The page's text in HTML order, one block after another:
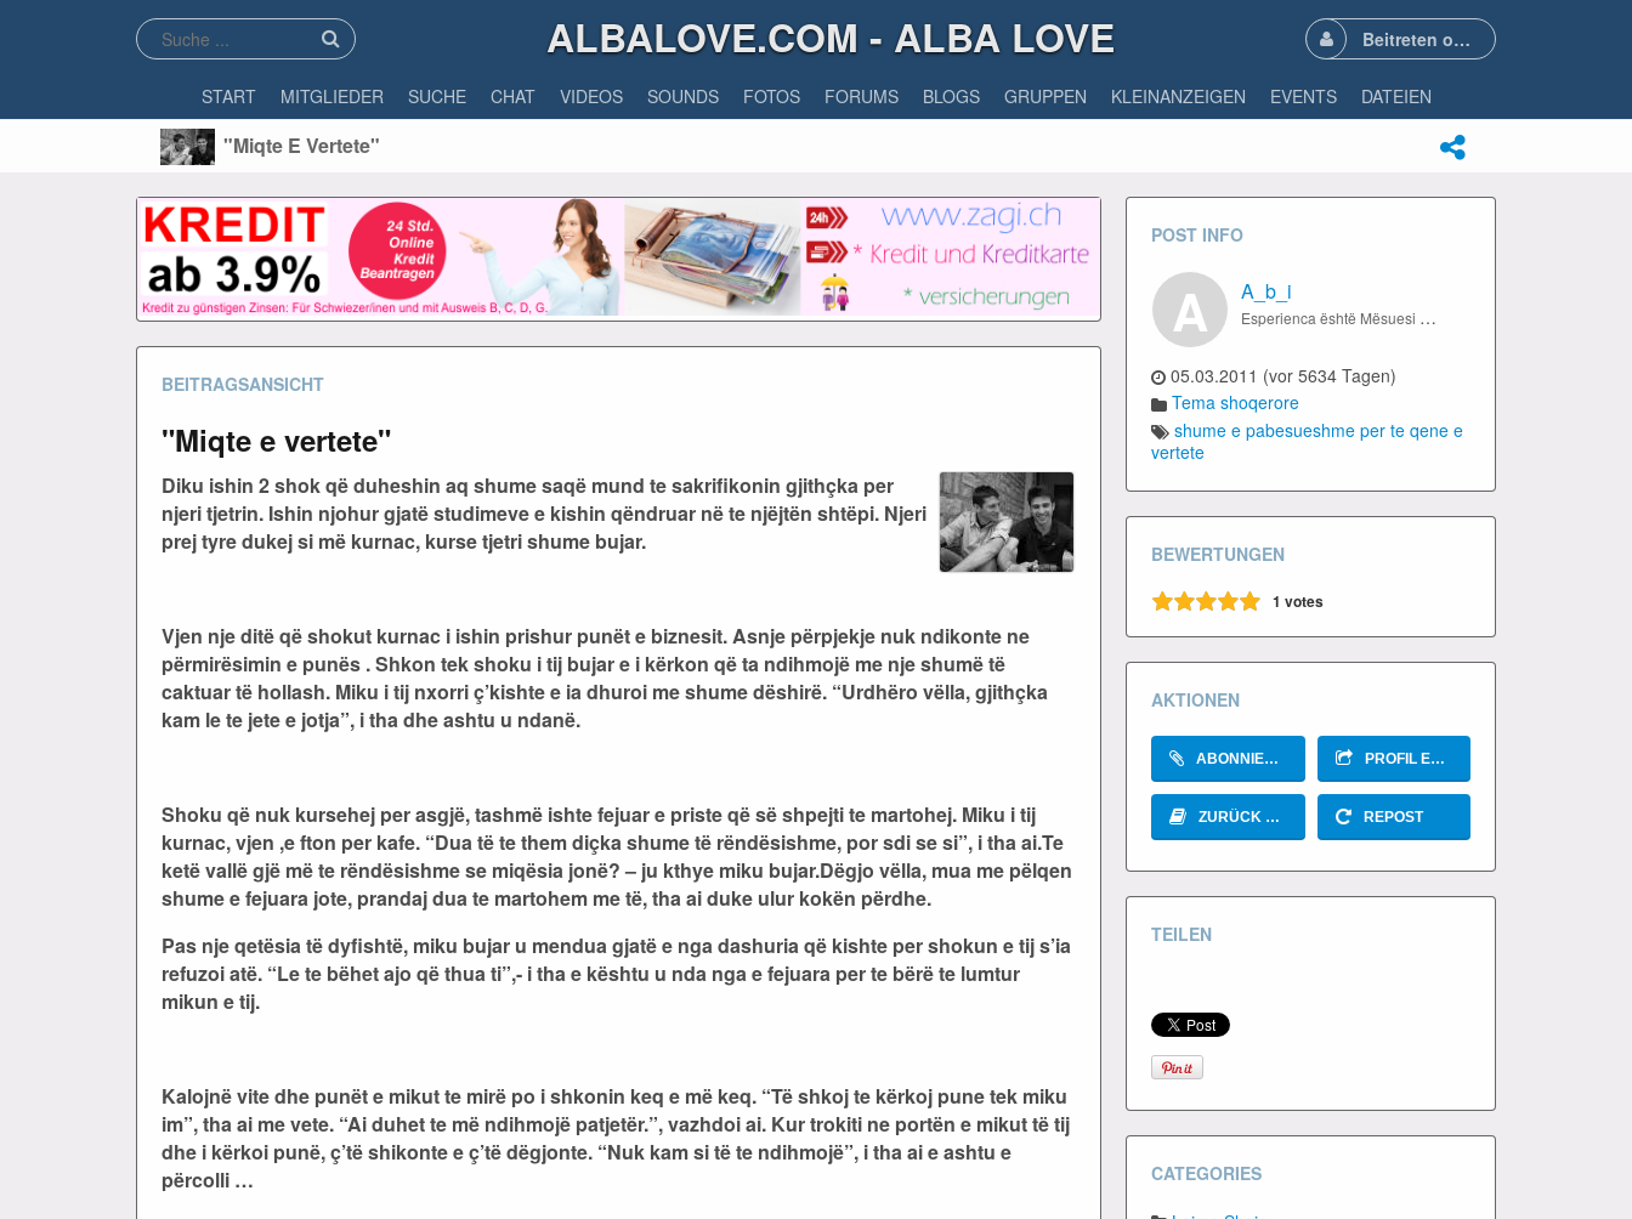
ALBALOVE.COM - ALBA LOVE Beitreten oder Anmelden
START MITGLIEDER SUCHE CHAT VIDEOS SOUNDS FOTOS FORUMS BLOGS GRUPPEN KLEINANZEIGEN EVENTS DATEIEN
"Miqte E Vertete"
BEITRAGSANSICHT
"Miqte e vertete"
Diku ishin 2 shok që duheshin aq shume saqë mund te sakrifikonin gjithçka per
njeri tjetrin. Ishin njohur gjatë studimeve e kishin qëndruar në te njëjtën shtëpi. Njeri
prej tyre dukej si më kurnac, kurse tjetri shume bujar.
Vjen nje ditë që shokut kurnac i ishin prishur punët e biznesit. Asnje përpjekje nuk ndikonte ne
përmirësimin e punës . Shkon tek shoku i tij bujar e i kërkon që ta ndihmojë me nje shumë të
caktuar të hollash. Miku i tij nxorri ç’kishte e ia dhuroi me shume dëshirë. “Urdhëro vëlla, gjithçka
kam le te jete e jotja”, i tha dhe ashtu u ndanë.
Shoku që nuk kursehej per asgjë, tashmë ishte fejuar e priste që së shpejti te martohej. Miku i tij
kurnac, vjen ,e fton per kafe. “Dua të te them diçka shume të rëndësishme, por sdi se si”, i tha ai.Te
ketë vallë gjë më te rëndësishme se miqësia jonë? – ju kthye miku bujar.Dëgjo vëlla, mua me pëlqen
shume e fejuara jote, prandaj dua te martohem me të, tha ai duke ulur kokën përdhe.
Pas nje qetësia të dyfishtë, miku bujar u mendua gjatë e nga dashuria që kishte per shokun e tij s’ia
refuzoi atë. “Le te bëhet ajo që thua ti”,- i tha e kështu u nda nga e fejuara per te bërë te lumtur
mikun e tij.
Kalojnë vite dhe punët e mikut te mirë po i shkonin keq e më keq. “Të shkoj te kërkoj pune tek miku
im”, tha ai me vete. “Ai duhet te më ndihmojë patjetër.”, vazhdoi ai. Kur trokiti ne portën e mikut të tij
dhe i kërkoi punë, ç’të shikonte e ç’të dëgjonte. “Nuk kam si të te ndihmojë”, i tha ai e ashtu e
përcolli …
POST INFO
A A_b_i
Esperienca është Mësuesi më i veshtire , Në fillim të bën provimin , Pastaj të shpjegon mësimin..
05.03.2011 (vor 5634 Tagen)
Tema shoqerore
shume e pabesueshme per te qene e
vertete
BEWERTUNGEN
1 votes
AKTIONEN
ABONNIEREN PROFIL EMPFEHLEN
ZURÜCK ZUM BLOG REPOST
TEILEN
CATEGORIES